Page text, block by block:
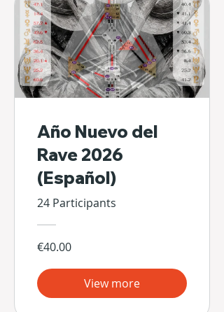
Año Nuevo del
Rave 2026
(Español)
24 Participants
€40.00
View more